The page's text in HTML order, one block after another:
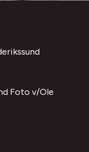
Foto v/Ole